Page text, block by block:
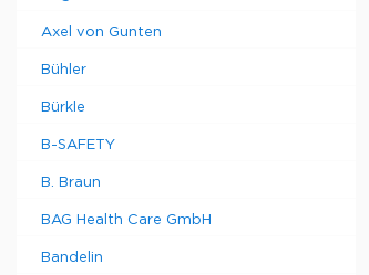
Axel von Gunten
Bühler
Bürkle
B-SAFETY
B. Braun
BAG Health Care GmbH
Bandelin